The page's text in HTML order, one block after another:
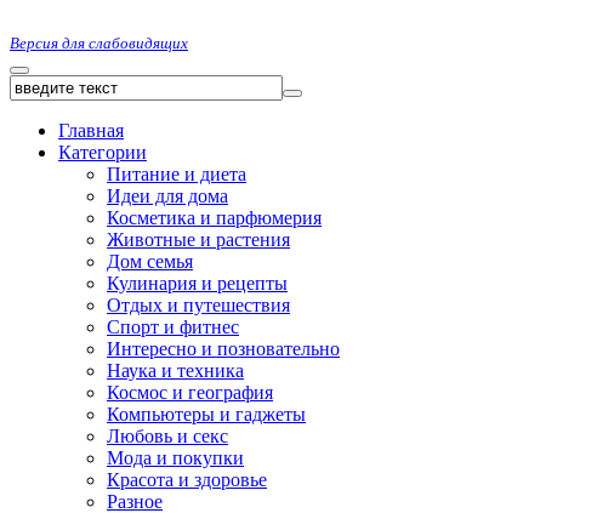
Версия для слабовидящих
Главная
Категории
Питание и диета
Идеи для дома
Косметика и парфюмерия
Животные и растения
Дом семья
Кулинария и рецепты
Отдых и путешествия
Спорт и фитнес
Интересно и позновательно
Наука и техника
Космос и география
Компьютеры и гаджеты
Любовь и секс
Мода и покупки
Красота и здоровье
Разное